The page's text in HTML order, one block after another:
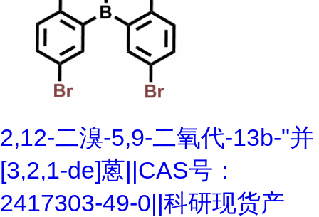
2,12-二溴-5,9-二氧代-13b-"并
[3,2,1-de]蒽||CAS号：
2417303-49-0||科研现货产